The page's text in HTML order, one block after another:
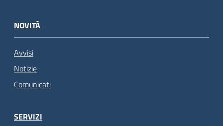
NOVITÀ
Avvisi
Notizie
Comunicati
SERVIZI